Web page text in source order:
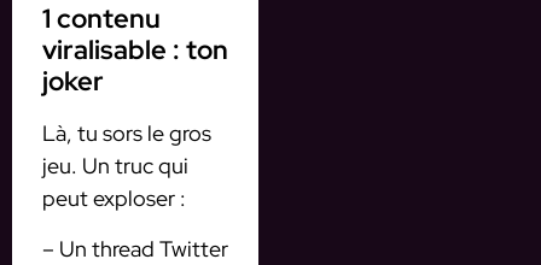
1 contenu
viralisable : ton
joker
Là, tu sors le gros
jeu. Un truc qui
peut exploser :
– Un thread Twitter